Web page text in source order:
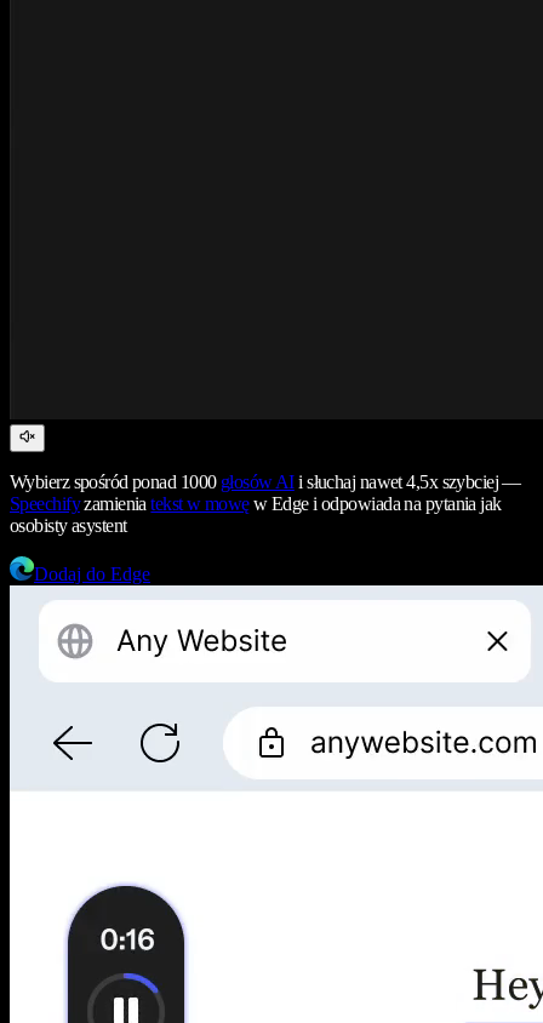
Wybierz spośród ponad 1000 głosów AIi słuchaj nawet 4,5x szybciej —
Speechifyzamieniatekst w mowęw Edge i odpowiada na pytania jak
osobisty asystent
Dodaj do Edge